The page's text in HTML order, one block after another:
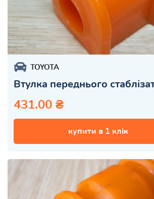
TOYOTA
Втулка переднього
431.00 ₴
купити в 1 клік